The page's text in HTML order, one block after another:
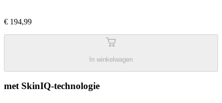
€ 194,99
In winkelwagen
met SkinIQ-technologie